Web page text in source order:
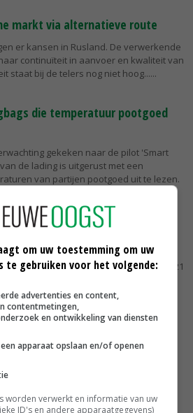
markt via alternatieve route
er kansen in Rusland. De verwerkende
continuïteit in aanvoer en kwaliteit van
staat bij de telers nog niet hoog...
die temperatuur pootgoed
gekeken naar de pilot 'Smart
de lading is uitgerust met een
van partijen pootgoed uit te lezen.
Solentum
HZPC heeft besloten om de
Solentum per 1 mei 2021
pootgoed op 30 euro
voor het pootgoed van oogst 2020 dat
verwacht uit te betalen, is vastgesteld
meten temperatuur pootgoed
om uw toestemming om uw
te gebruiken voor het volgende:
advertenties en content,
contentmetingen,
en ontwikkeling van diensten
apparaat opslaan en/of openen
worden verwerkt en informatie van uw
ID's en andere apparaatgegevens)